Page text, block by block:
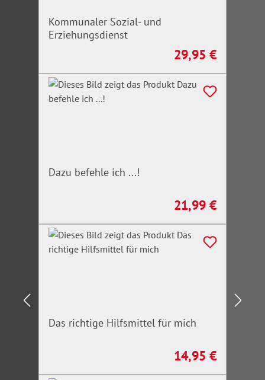
Kommunaler Sozial- und
Erziehungsdienst
Regulärer Preis:
29,95 €
Dazu befehle ich ...!
Regulärer Preis:
21,99 €
Das richtige Hilfsmittel für mich
Regulärer Preis:
14,95 €